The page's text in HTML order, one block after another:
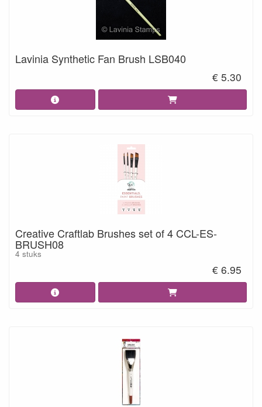
Lavinia Synthetic Fan Brush LSB040
€ 5.30
Creative Craftlab Brushes set of 4 CCL-ES-
BRUSH08
4 stuks
€ 6.95